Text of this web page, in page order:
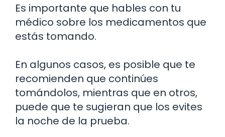
Es importante que hables con tu
médico sobre los medicamentos que
estás tomando.
En algunos casos, es posible que te
recomienden que continúes
tomándolos, mientras que en otros,
puede que te sugieran que los evites
la noche de la prueba.